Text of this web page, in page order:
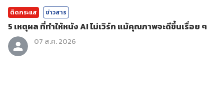
ติดกระแส ข่าวสาร
5 เหตุผล ที่ทำให้หนัง AI ไม่เวิร์ก แม้คุณภาพจะดีขึ้นเรื่อย ๆ
07 ส.ค. 2026